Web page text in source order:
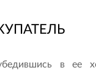
в ее